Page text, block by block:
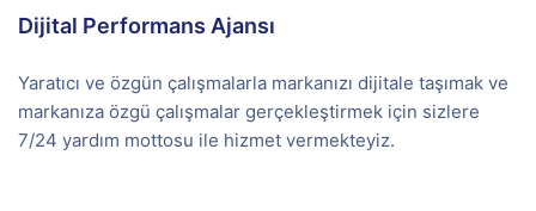
Dijital Performans Ajansı
Yaratıcı ve özgün çalışmalarla markanızı dijitale taşımak ve
markanıza özgü çalışmalar gerçekleştirmek için sizlere
7/24 yardım mottosu ile hizmet vermekteyiz.